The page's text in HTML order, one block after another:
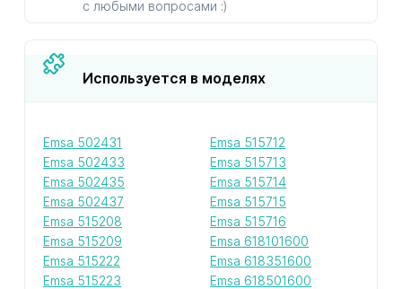
с любыми вопросами :)
Используется в моделях
Emsa 502431
Emsa 502433
Emsa 502435
Emsa 502437
Emsa 515208
Emsa 515209
Emsa 515222
Emsa 515223
Emsa 515712
Emsa 515713
Emsa 515714
Emsa 515715
Emsa 515716
Emsa 618101600
Emsa 618351600
Emsa 618501600